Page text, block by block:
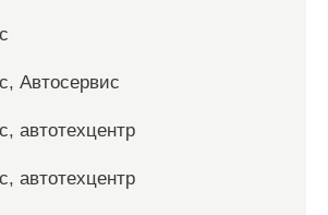
Автосервис
автотехцентр
автотехцентр